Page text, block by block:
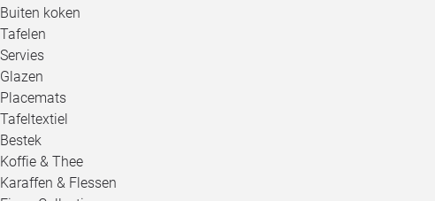
Buiten koken
Tafelen
Servies
Glazen
Placemats
Tafeltextiel
Bestek
Koffie & Thee
Karaffen & Flessen